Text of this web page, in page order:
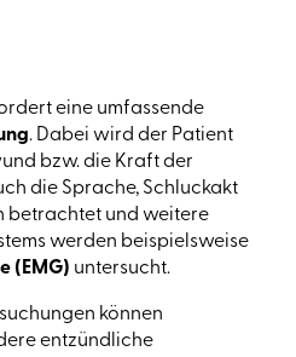
eine umfassende
. Dabei wird der Patient
bzw. die Kraft der
die Sprache, Schluckakt
betrachtet und weitere
werden beispielsweise
(EMG) untersucht.
können
entzündliche